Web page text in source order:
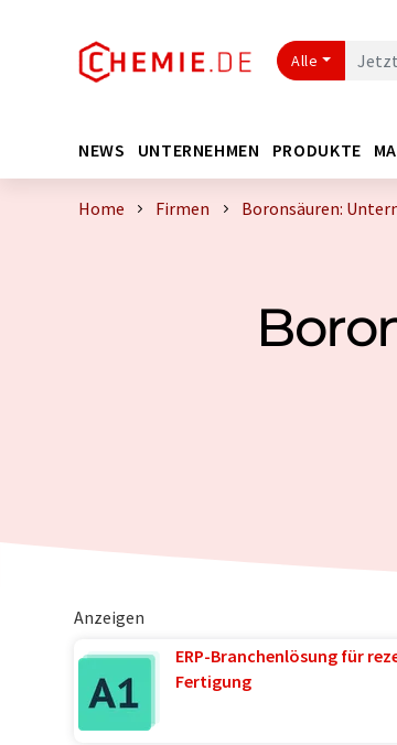
Alle
NEWS UNTERNEHMEN PRODUKTE
Home Firmen Boronsäuren:
Anzeigen
ERP-Branchenlösung für
Fertigung